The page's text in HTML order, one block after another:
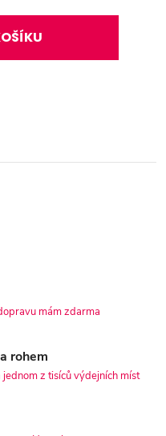
mám zdarma
rohem
z tisíců výdejních míst